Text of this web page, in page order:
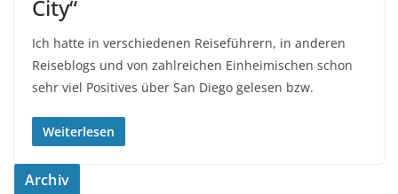
City“
Ich hatte in verschiedenen Reiseführern, in anderen
Reiseblogs und von zahlreichen Einheimischen schon
sehr viel Positives über San Diego gelesen bzw.
Weiterlesen
Archiv